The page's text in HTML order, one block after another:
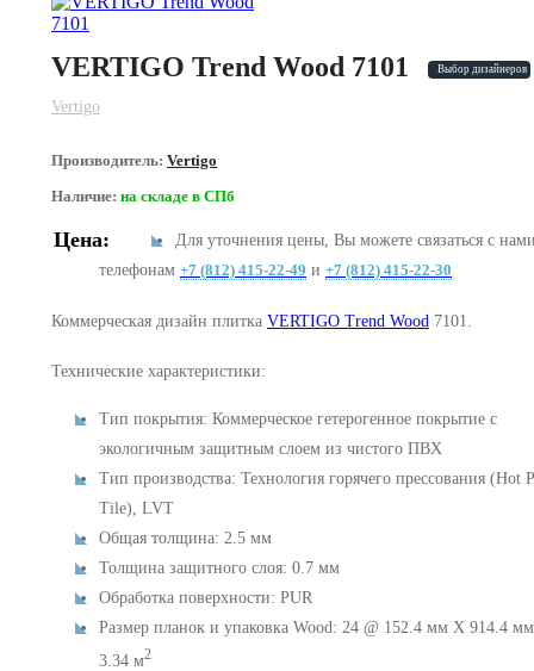
VERTIGO Trend Wood 7101 Выбор дизайнеров
Vertigo
Производитель: Vertigo
Наличие: на складе в СПб
Цена:
Для уточнения цены, Вы можете связаться с
телефонам +7 (812) 415-22-49 и +7 (812) 415-22-30
Коммерческая дизайн плитка VERTIGO Trend Wood 7101.
Технические характеристики:
Тип покрытия: Коммерческое гетерогенное покрытие с
экологичным защитным слоем из чистого ПВХ
Тип производства: Технология горячего прессования (Hot
Tile), LVT
Общая толщина: 2.5 мм
Толщина защитного слоя: 0.7 мм
Обработка поверхности: PUR
Размер планок и упаковка Wood: 24 @ 152.4 мм X 914.4
3.34 м2